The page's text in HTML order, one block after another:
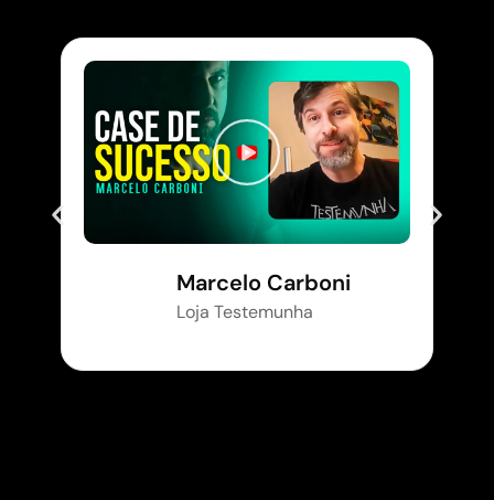
Marcelo Carboni
Loja Testemunha